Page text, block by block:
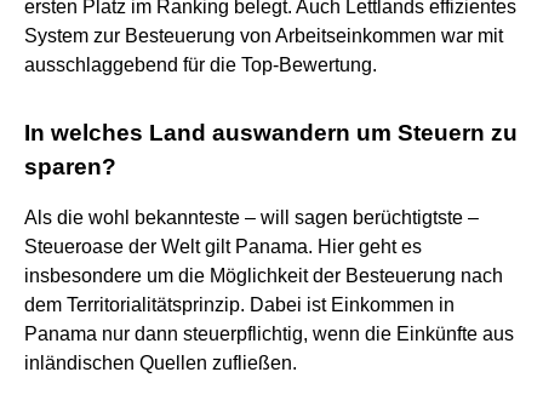
ersten Platz im Ranking belegt. Auch Lettlands effizientes
System zur Besteuerung von Arbeitseinkommen war mit
ausschlaggebend für die Top-Bewertung.
In welches Land auswandern um Steuern zu
sparen?
Als die wohl bekannteste – will sagen berüchtigtste –
Steueroase der Welt gilt Panama. Hier geht es
insbesondere um die Möglichkeit der Besteuerung nach
dem Territorialitätsprinzip. Dabei ist Einkommen in
Panama nur dann steuerpflichtig, wenn die Einkünfte aus
inländischen Quellen zufließen.